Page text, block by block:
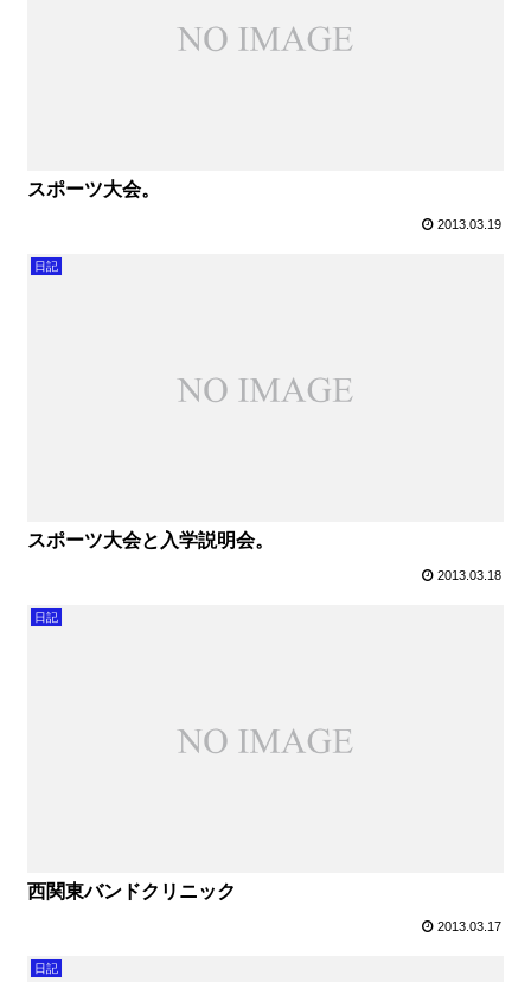
スポーツ大会。
2013.03.19
日記
スポーツ大会と入学説明会。
2013.03.18
日記
西関東バンドクリニック
2013.03.17
日記